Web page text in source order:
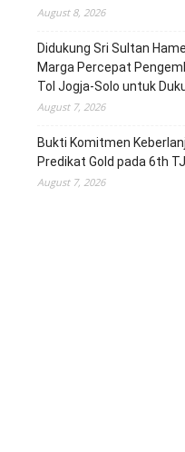
August 8, 2026
Didukung Sri Sultan
Marga Percepat
Tol Jogja-Solo untuk
August 7, 2026
Bukti Komitmen
Predikat Gold pada 6th
August 7, 2026